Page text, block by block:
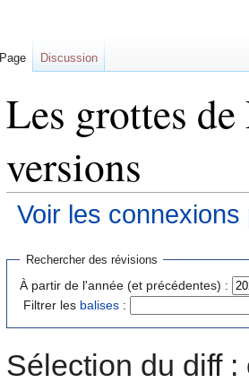
Les grottes
versions
Voir les
Rechercher des révisions
À partir de l'année (et précédentes) :
Filtrer les balises :
Sélection du diff
Page Discussion